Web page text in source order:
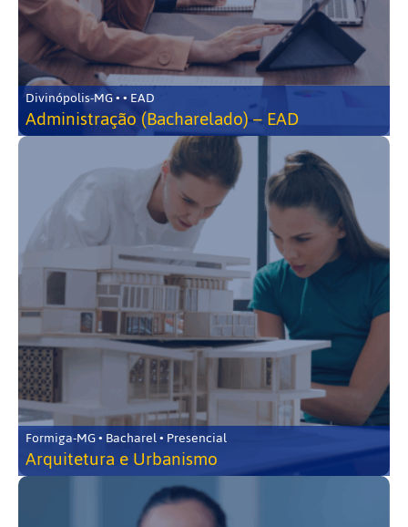
Divinópolis-MG • • EAD
Administração (Bacharelado) – EAD
Formiga-MG • Bacharel • Presencial
Arquitetura e Urbanismo